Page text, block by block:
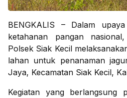
BENGKALIS – Dalam
ketahanan pangan
Polsek Siak Kecil
lahan untuk penanaman
Jaya, Kecamatan Siak Kecil,
Kegiatan yang berlangsung